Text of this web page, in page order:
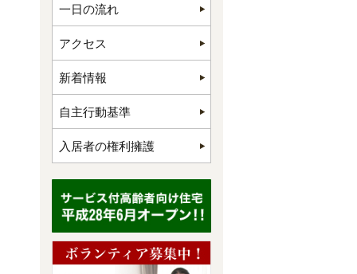
一日の流れ
アクセス
新着情報
自主行動基準
入居者の権利擁護